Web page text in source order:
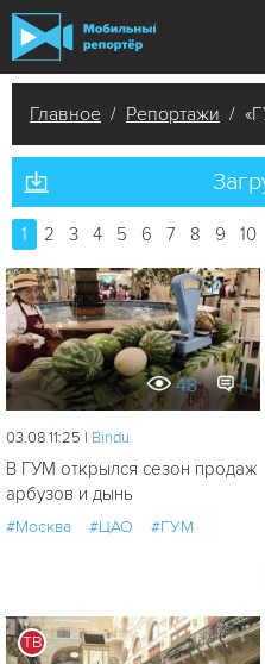
Главное / Репортажи /
1 2 3 4 5 6 7 8 9 10
48 1
03.08 11:25 | Bindu
В ГУМ открылся сезон продаж
арбузов и дынь
#Москва #ЦАО #ГУМ
ТВ